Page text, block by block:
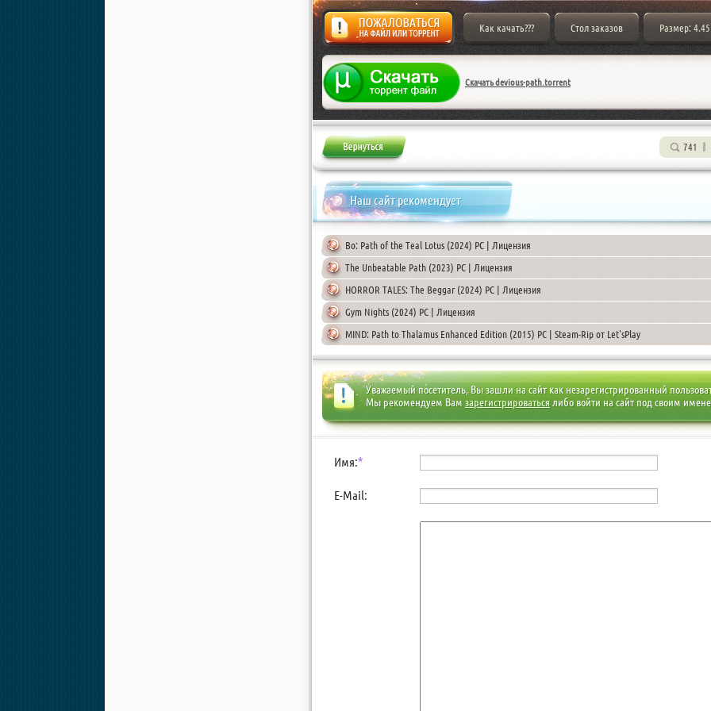
Жалоба
Как качать??? Стол заказов Размер:
Скачать devious-path.torrent
741
Наш сайт рекомендует
Bo: Path of the Teal Lotus (2024) PC | Лицензия
The Unbeatable Path (2023) PC | Лицензия
HORROR TALES: The Beggar (2024) PC | Лицензия
Gym Nights (2024) PC | Лицензия
MIND: Path to Thalamus Enhanced Edition (2015) PC | Steam-Rip от Let'sРlay
Уважаемый посетитель, Вы зашли на сайт как незарегистрированный
Мы рекомендуем Вам зарегистрироватьсялибо войти на сайт под своим
Имя:*
E-Mail: